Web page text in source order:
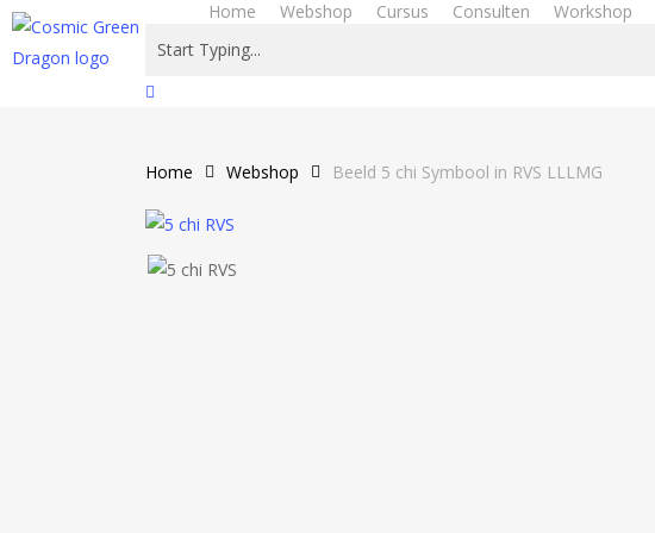
Skip
Home Webshop Cursus Consulten Workshop
Close
Home Webshop Beeld 5 chi Symbool in RVS LLLMG